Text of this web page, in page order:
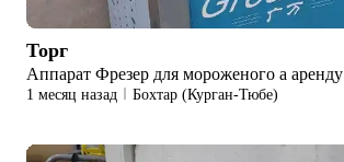
Торг
Аппарат Фрезер для мороженого а аренду
1 месяц назад Бохтар (Курган-Тюбе)